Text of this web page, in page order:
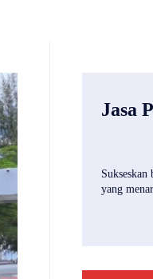
Jasa
Sukseskan
yang